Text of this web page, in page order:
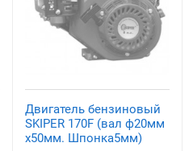
Двигатель бензиновый
SKIPER 170F (вал ф20мм
х50мм. Шпонка5мм)